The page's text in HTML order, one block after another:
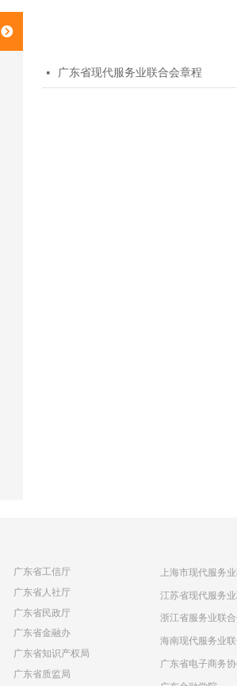
뀹
넷 广东省现代服务业联合会章程
广东省工信厅
广东省人社厅
广东省民政厅
广东省金融办
广东省知识产权局
广东省质监局
上海市现代服务
江苏省现代服务
浙江省服务业联
海南现代服务业
广东省电子商务